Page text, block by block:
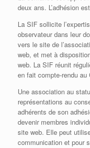
deux ans. L’adhésion
La SIF sollicite
observateur dans leur
vers le site de
web, et met à
web. La SIF réunit
en fait compte-rendu au
Une association au
représentations au
adhérents de son
devenir membres
site web. Elle peut
communication et pour